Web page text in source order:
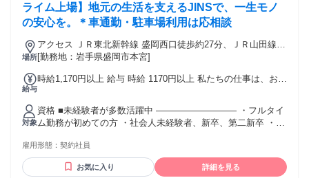
も！】 ◇専門知識やスキルを身につけたい方 ◇多くの人が使
用する身近な商品に関わりたい方 【先輩たちの前職紹介】 ア
パレル販売店・雑貨販売店・アミューズメント 飲食店での接
客（居酒屋・カフェ・パン屋）など ■職場環境
―――――――― □月9日の公休取得率100％ □男女比／男性
護等休暇など 産休・育休の方も教育制度で安心復帰できます
ライム上場】地元の生活を支えるJINSで、一生モノ
の安心を。＊車通勤・駐車場利用は応相談
場所
アクセス ＪＲ東北新幹線 盛岡西口徒歩約27分、ＪＲ山田線
盛岡西口徒歩約27分、ＪＲ田沢湖線 盛岡西口徒歩約27分 JR
[勤務地：岩手県盛岡市本宮]
給与
時給1,170円以上 給与 時給 1170円以上 私たちの仕事は、お客
機会がたくさん。 あなたのアイデアと笑顔は、この街と、そ
こに住む人の毎日を豊かにします。 世界を目指すJINSの原点
は、そんな地域に根ざしたお店です。 ※さらに眼鏡作成技能
士資格を保有している場合、時給120円UP！ （社内承認後、
あり（月上限5万円まで支給）
対象
資格 ■未経験者が多数活躍中 ――――――――― ・フルタイ
ム勤務が初めての方 ・社会人未経験者、新卒、第二新卒 ・普
がなくて不安」という方も 教育研修制度が充実するJINSで
は、 問題なく活躍してくださっています。 【動画などの研修
ツール充実】 ※できることからスタートしつつ、 業務の合間
雇用形態： 契約社員
お気に入り 詳細を見る